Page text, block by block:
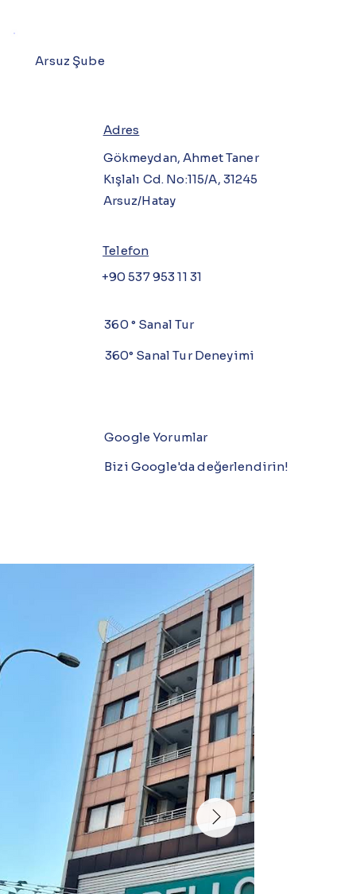
Adres
Gökmeydan, Ahmet Taner
Kışlalı Cd. No:115/A, 31245
Arsuz/Hatay
Telefon
+90 537 953 11 31
360 ° Sanal Tur
360° Sanal Tur Deneyimi
Google Yorumlar
Bizi Google'da değerlendirin!
Arsuz Şube